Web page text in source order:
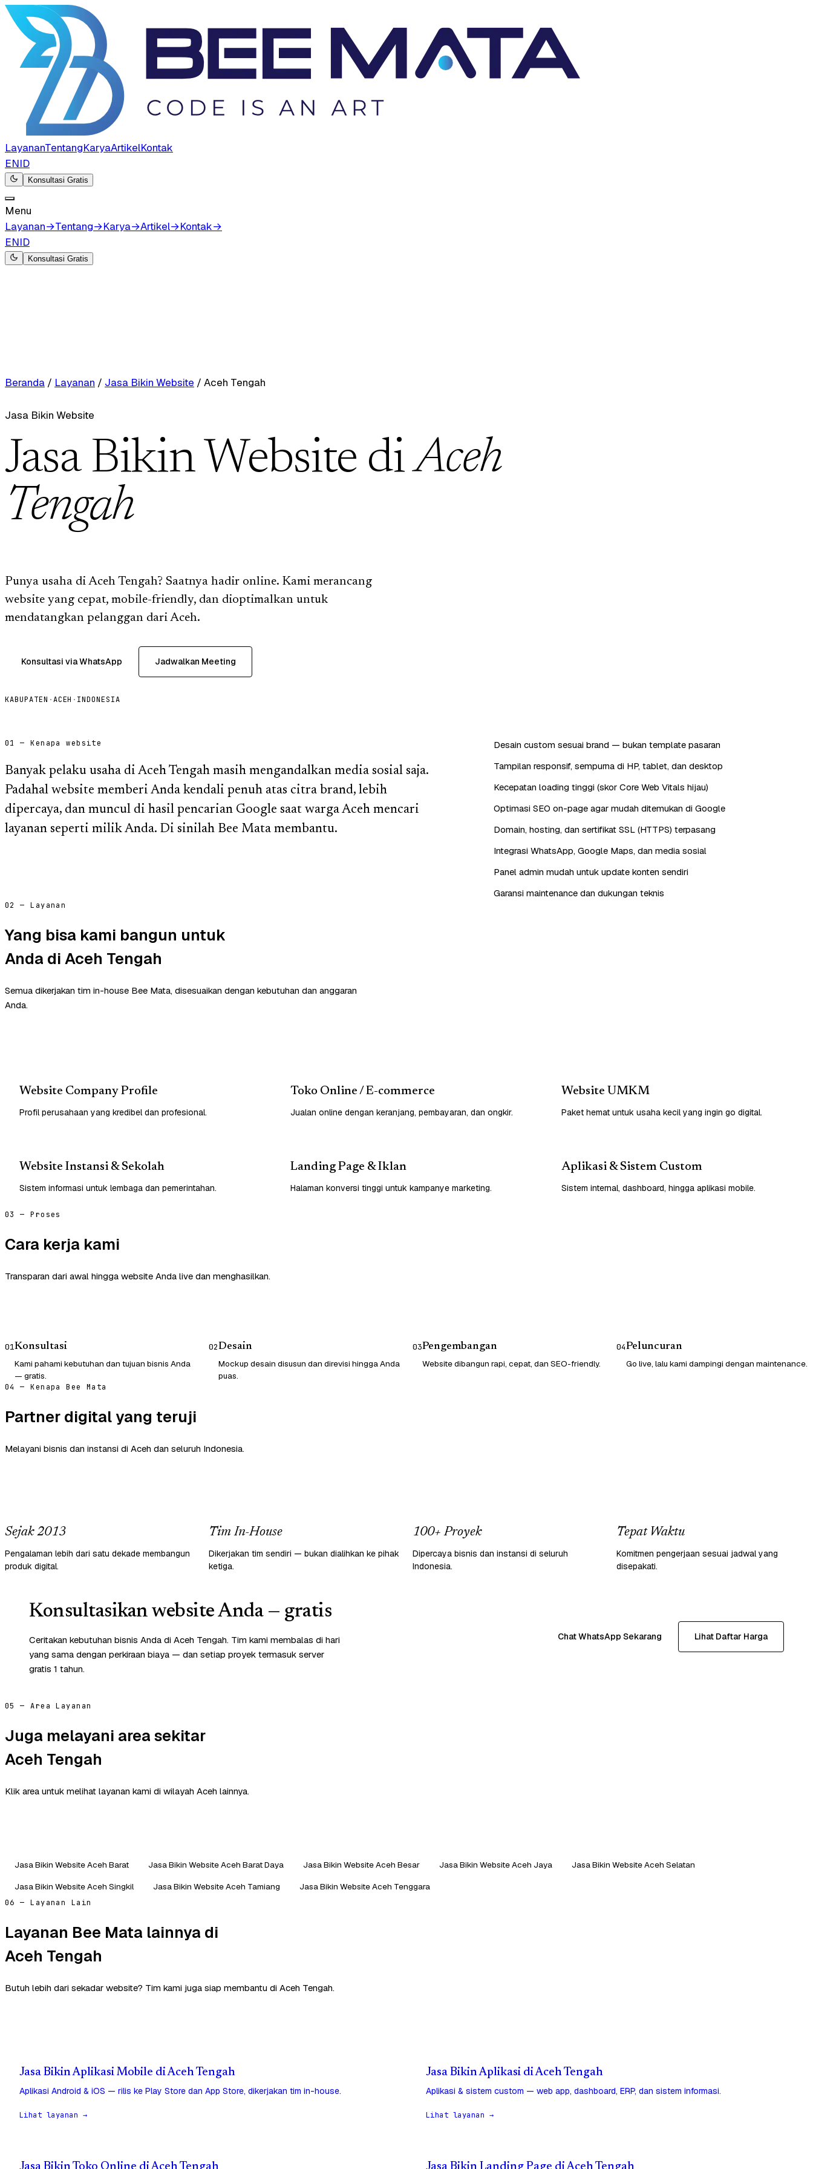
LayananTentangKaryaArtikelKontak
ENID
Konsultasi Gratis
Menu
Layanan→Tentang→Karya→Artikel→Kontak→
ENID
Konsultasi Gratis
Beranda / Layanan / Jasa Bikin Website / Aceh Tengah
Jasa Bikin Website
Jasa Bikin Website diAceh
Tengah
Punya usaha di Aceh Tengah? Saatnya hadir online. Kami merancang
website yang cepat, mobile-friendly, dan dioptimalkan untuk
mendatangkan pelanggan dari Aceh.
Konsultasi via WhatsApp Jadwalkan Meeting
KABUPATEN ·ACEH · INDONESIA
01 — Kenapa website
Banyak pelaku usaha di Aceh Tengah masih mengandalkan media sosial saja.
Padahal website memberi Anda kendali penuh atas citra brand, lebih
dipercaya, dan muncul di hasil pencarian Google saat warga Aceh mencari
layanan seperti milik Anda. Di sinilah Bee Mata membantu.
Desain custom sesuai brand — bukan template pasaran
Tampilan responsif, sempurna di HP, tablet, dan desktop
Kecepatan loading tinggi (skor Core Web Vitals hijau)
Optimasi SEO on-page agar mudah ditemukan di Google
Domain, hosting, dan sertifikat SSL (HTTPS) terpasang
Integrasi WhatsApp, Google Maps, dan media sosial
Panel admin mudah untuk update konten sendiri
Garansi maintenance dan dukungan teknis
02 — Layanan
Yang bisa kami bangun untuk
Anda di Aceh Tengah
Semua dikerjakan tim in-house Bee Mata, disesuaikan dengan kebutuhan dan anggaran
Anda.
Website Company Profile
Profil perusahaan yang kredibel dan profesional.
Toko Online / E-commerce
Jualan online dengan keranjang, pembayaran, dan ongkir.
Website UMKM
Paket hemat untuk usaha kecil yang ingin go digital.
Website Instansi & Sekolah
Sistem informasi untuk lembaga dan pemerintahan.
Landing Page & Iklan
Halaman konversi tinggi untuk kampanye marketing.
Aplikasi & Sistem Custom
Sistem internal, dashboard, hingga aplikasi mobile.
03 — Proses
Cara kerja kami
Transparan dari awal hingga website Anda live dan menghasilkan.
01Konsultasi
Kami pahami kebutuhan dan tujuan bisnis Anda
— gratis.
02Desain
Mockup desain disusun dan direvisi hingga Anda
puas.
03Pengembangan
Website dibangun rapi, cepat, dan SEO-friendly.
04Peluncuran
Go live, lalu kami dampingi dengan maintenance.
04 — Kenapa Bee Mata
Partner digital yang teruji
Melayani bisnis dan instansi di Aceh dan seluruh Indonesia.
Sejak 2013
Pengalaman lebih dari satu dekade membangun
produk digital.
Tim In-House
Dikerjakan tim sendiri — bukan dialihkan ke pihak
ketiga.
100+ Proyek
Dipercaya bisnis dan instansi di seluruh
Indonesia.
Tepat Waktu
Komitmen pengerjaan sesuai jadwal yang
disepakati.
Konsultasikan website Anda — gratis
Ceritakan kebutuhan bisnis Anda di Aceh Tengah. Tim kami membalas di hari
yang sama dengan perkiraan biaya — dan setiap proyek termasuk server
gratis 1 tahun.
Chat WhatsApp Sekarang Lihat Daftar Harga
05 — Area Layanan
Juga melayani area sekitar
Aceh Tengah
Klik area untuk melihat layanan kami di wilayah Aceh lainnya.
Jasa Bikin Website Aceh Barat Jasa Bikin Website Aceh Barat Daya Jasa Bikin Website Aceh Besar Jasa Bikin Website Aceh Jaya
Jasa Bikin Website Aceh Selatan
Jasa Bikin Website Aceh Singkil
Jasa Bikin Website Aceh Tamiang Jasa Bikin Website Aceh Tenggara
06 — Layanan Lain
Layanan Bee Mata lainnya di
Aceh Tengah
Butuh lebih dari sekadar website? Tim kami juga siap membantu di Aceh Tengah.
Jasa Bikin Aplikasi Mobile di Aceh Tengah
Aplikasi Android & iOS — rilis ke Play Store dan App Store, dikerjakan tim in-house.
Lihat layanan →
Jasa Bikin Aplikasi di Aceh Tengah
Aplikasi & sistem custom — web app, dashboard, ERP, dan sistem informasi.
Lihat layanan →